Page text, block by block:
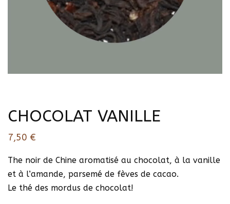
CHOCOLAT VANILLE
7,50 €
The noir de Chine aromatisé au chocolat, à la vanille
et à l’amande, parsemé de fèves de cacao.
Le thé des mordus de chocolat!